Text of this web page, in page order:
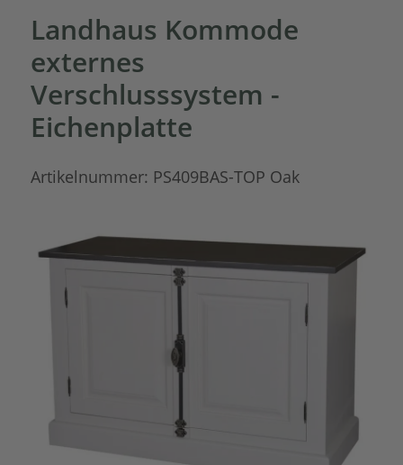
Landhaus Kommode
externes
Verschlusssystem -
Eichenplatte
Artikelnummer: PS409BAS-TOP Oak